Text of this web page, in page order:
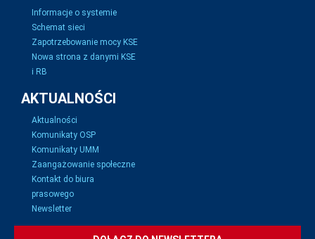
Informacje o systemie
Schemat sieci
Zapotrzebowanie mocy KSE
Nowa strona z danymi KSE
i RB
AKTUALNOŚCI
Aktualności
Komunikaty OSP
Komunikaty UMM
Zaangażowanie społeczne
Kontakt do biura
prasowego
Newsletter